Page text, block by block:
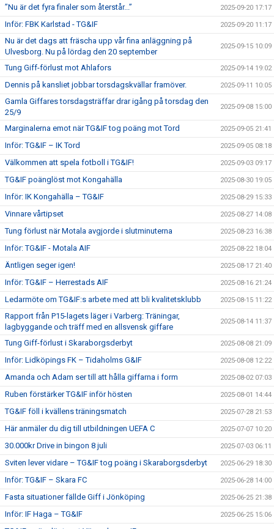
”Nu är det fyra finaler som återstår...” 2025-09-20 17:17
Inför: FBK Karlstad - TG&IF 2025-09-20 11:17
Nu är det dags att fräscha upp vår fina anläggning på
Ulvesborg. Nu på lördag den 20 september
2025-09-15 10:09
Tung Giff-förlust mot Ahlafors 2025-09-14 19:02
Dennis på kansliet jobbar torsdagskvällar framöver. 2025-09-11 10:05
Gamla Giffares torsdagsträffar drar igång på torsdag den
25/9
2025-09-08 15:00
Marginalerna emot när TG&IF tog poäng mot Tord 2025-09-05 21:41
Inför: TG&IF – IK Tord 2025-09-05 08:18
Välkommen att spela fotboll i TG&IF! 2025-09-03 09:17
TG&IF poänglöst mot Kongahälla 2025-08-30 19:05
Inför: IK Kongahälla – TG&IF 2025-08-29 15:33
Vinnare vårtipset 2025-08-27 14:08
Tung förlust när Motala avgjorde i slutminuterna 2025-08-23 16:38
Inför: TG&IF - Motala AIF 2025-08-22 18:04
Äntligen seger igen! 2025-08-17 21:40
Inför: TG&IF – Herrestads AIF 2025-08-16 21:24
Ledarmöte om TG&IF:s arbete med att bli kvalitetsklubb 2025-08-15 11:22
Rapport från P15-lagets läger i Varberg: Träningar,
lagbyggande och träff med en allsvensk giffare
2025-08-14 11:37
Tung Giff-förlust i Skaraborgsderbyt 2025-08-08 21:09
Inför: Lidköpings FK – Tidaholms G&IF 2025-08-08 12:22
Amanda och Adam ser till att hålla giffarna i form 2025-08-02 07:03
Ruben förstärker TG&IF inför hösten 2025-08-01 14:44
TG&IF föll i kvällens träningsmatch 2025-07-28 21:53
Här anmäler du dig till utbildningen UEFA C 2025-07-07 10:20
30.000kr Drive in bingon 8 juli 2025-07-03 06:11
Sviten lever vidare – TG&IF tog poäng i Skaraborgsderbyt 2025-06-29 18:30
Inför: TG&IF – Skara FC 2025-06-28 14:00
Fasta situationer fällde Giff i Jönköping 2025-06-25 21:38
Inför: IF Haga – TG&IF 2025-06-25 15:06